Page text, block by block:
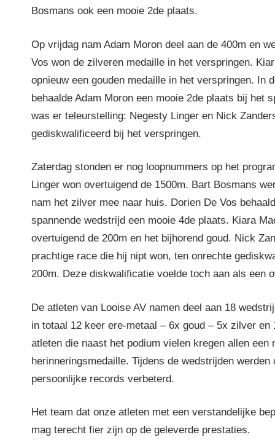
Bosmans ook een mooie 2de plaats.
Op vrijdag nam Adam Moron deel aan de 400m en
Vos won de zilveren medaille in het verspringen.
opnieuw een gouden medaille in het verspringen. In
behaalde Adam Moron een mooie 2de plaats bij het
was er teleurstelling: Negesty Linger en Nick
gediskwalificeerd bij het verspringen.
Zaterdag stonden er nog loopnummers op het
Linger won overtuigend de 1500m. Bart Bosmans
nam het zilver mee naar huis. Dorien De Vos
spannende wedstrijd een mooie 4de plaats. Kiara
overtuigend de 200m en het bijhorend goud. Nick
prachtige race die hij nipt won, ten onrechte
200m. Deze diskwalificatie voelde toch aan als een
De atleten van Looise AV namen deel aan 18
in totaal 12 keer ere-metaal – 6x goud – 5x zilver en
atleten die naast het podium vielen kregen allen een
herinneringsmedaille. Tijdens de wedstrijden werden
persoonlijke records verbeterd.
Het team dat onze atleten met een verstandelijke
mag terecht fier zijn op de geleverde prestaties.